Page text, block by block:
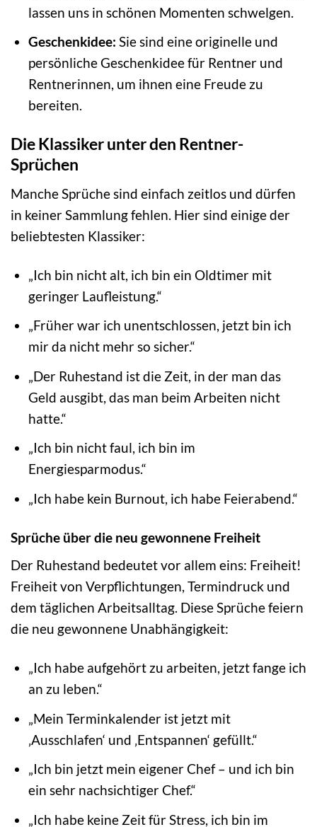
lassen uns in schönen Momenten schwelgen.
Geschenkidee: Sie sind eine originelle und
persönliche Geschenkidee für Rentner und
Rentnerinnen, um ihnen eine Freude zu
bereiten.
Die Klassiker unter den Rentner-
Sprüchen
Manche Sprüche sind einfach zeitlos und dürfen
in keiner Sammlung fehlen. Hier sind einige der
beliebtesten Klassiker:
„Ich bin nicht alt, ich bin ein Oldtimer mit
geringer Laufleistung.“
„Früher war ich unentschlossen, jetzt bin ich
mir da nicht mehr so sicher.“
„Der Ruhestand ist die Zeit, in der man das
Geld ausgibt, das man beim Arbeiten nicht
hatte.“
„Ich bin nicht faul, ich bin im
Energiesparmodus.“
„Ich habe kein Burnout, ich habe Feierabend.“
Sprüche über die neu gewonnene Freiheit
Der Ruhestand bedeutet vor allem eins: Freiheit!
Freiheit von Verpflichtungen, Termindruck und
dem täglichen Arbeitsalltag. Diese Sprüche feiern
die neu gewonnene Unabhängigkeit:
„Ich habe aufgehört zu arbeiten, jetzt fange ich
an zu leben.“
„Mein Terminkalender ist jetzt mit
‚Ausschlafen‘ und ‚Entspannen‘ gefüllt.“
„Ich bin jetzt mein eigener Chef – und ich bin
ein sehr nachsichtiger Chef.“
„Ich habe keine Zeit für Stress, ich bin im